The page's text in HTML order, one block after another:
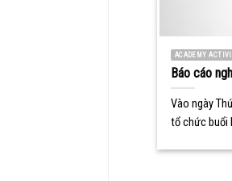
ACADEMY
Báo cáo
Vào ngày
tổ chức buổi